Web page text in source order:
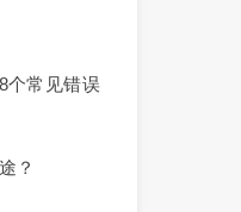
个常见错误
？